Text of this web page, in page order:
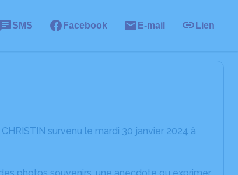
SMS Facebook E-mail Lien
survenu le mardi 30 janvier 2024 à